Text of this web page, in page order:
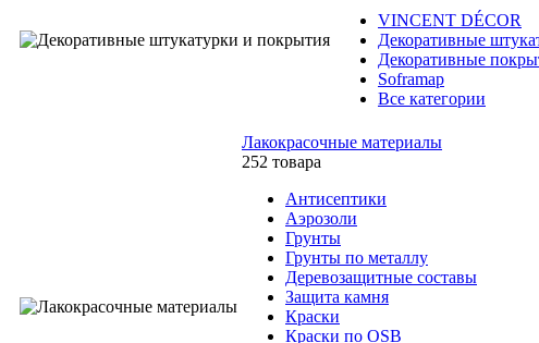
VINCENT DÉCOR
Декоративные
Декоративные
Soframap
Все категории
Лакокрасочные материалы
252 товара
Антисептики
Аэрозоли
Грунты
Грунты по металлу
Деревозащитные составы
Защита камня
Краски
Краски по OSB